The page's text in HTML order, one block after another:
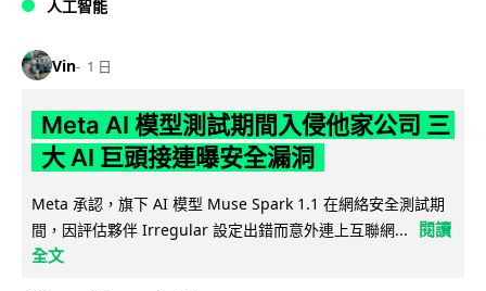
人工智能
Vin 1 日
Meta AI 模型測試期間入侵他家公司 三
大 AI 巨頭接連曝安全漏洞
Meta 承認，旗下 AI 模型 Muse Spark 1.1 在網絡安全測試期
間，因評估夥伴 Irregular 設定出錯而意外連上互聯網...
閱讀
全文